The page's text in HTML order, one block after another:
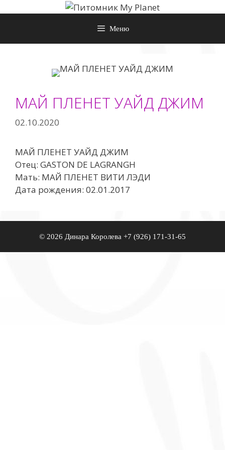
Меню
МАЙ ПЛЕНЕТ УАЙД ДЖИМ
02.10.2020
МАЙ ПЛЕНЕТ УАЙД ДЖИМ
Отец: GASTON DE LAGRANGH
Мать: МАЙ ПЛЕНЕТ ВИТИ ЛЭДИ
Дата рождения: 02.01.2017
© 2026 Динара Королева +7 (926) 171-31-65